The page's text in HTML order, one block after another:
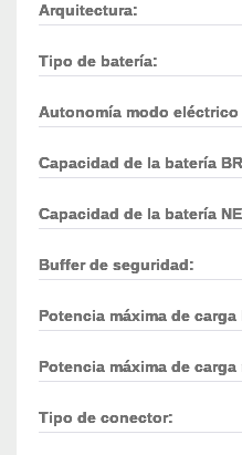
Arquitectura:
Tipo de batería:
Autonomía modo eléctrico
Capacidad de la batería
Capacidad de la batería
Buffer de seguridad:
Potencia máxima de carga
Potencia máxima de carga
Tipo de conector: